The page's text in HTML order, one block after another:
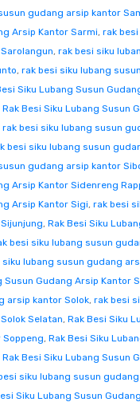
gudang arsip kantor
Arsip Kantor Sarmi, rak
, rak besi siku
, rak besi siku lubang
Siku Lubang Susun
Rak Besi Siku Lubang Susun
rak besi siku lubang susun
besi siku lubang susun
gudang arsip kantor
Arsip Kantor Sidenreng
Arsip Kantor Sigi, rak besi
, Rak Besi Siku
besi siku lubang susun
siku lubang susun gudang
Susun Gudang Arsip Kantor
arsip kantor Solok, rak besi
Selatan, Rak Besi Siku
Soppeng, Rak Besi Siku
Rak Besi Siku Lubang Susun
siku lubang susun
Siku Lubang Susun